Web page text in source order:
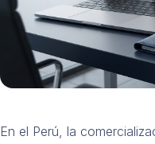
En el Perú, la